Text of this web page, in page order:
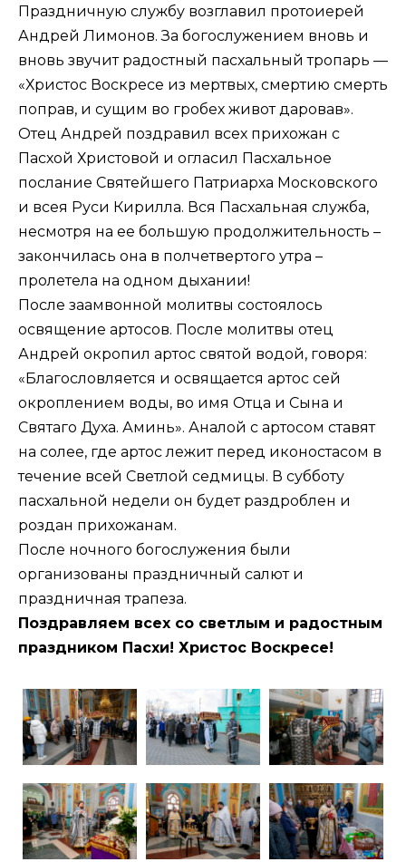
Праздничную службу возглавил протоиерей
Андрей Лимонов. За богослужением вновь и
вновь звучит радостный пасхальный тропарь —
«Христос Воскресе из мертвых, смертию смерть
поправ, и сущим во гробех живот даровав».
Отец Андрей поздравил всех прихожан с
Пасхой Христовой и огласил Пасхальное
послание Святейшего Патриарха Московского
и всея Руси Кирилла. Вся Пасхальная служба,
несмотря на ее большую продолжительность –
закончилась она в полчетвертого утра –
пролетела на одном дыхании!
После заамвонной молитвы состоялось
освящение артосов. После молитвы отец
Андрей окропил артос святой водой, говоря:
«Благословляется и освящается артос сей
окроплением воды, во имя Отца и Сына и
Святаго Духа. Аминь». Аналой с артосом ставят
на солее, где артос лежит перед иконостасом в
течение всей Светлой седмицы. В субботу
пасхальной недели он будет раздроблен и
роздан прихожанам.
После ночного богослужения были
организованы праздничный салют и
праздничная трапеза.
Поздравляем всех со светлым и радостным
праздником Пасхи! Христос Воскресе!